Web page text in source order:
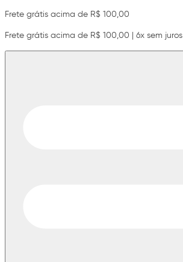
Frete grátis acima de R$ 100,00
Frete grátis acima de R$ 100,00 | 6x sem juros